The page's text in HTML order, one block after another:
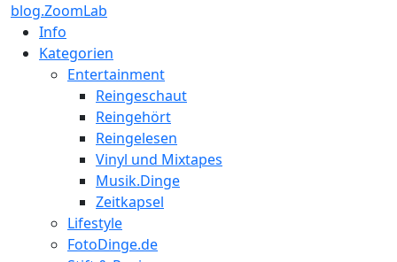
blog.ZoomLab
Info
Kategorien
Entertainment
Reingeschaut
Reingehört
Reingelesen
Vinyl und Mixtapes
Musik.Dinge
Zeitkapsel
Lifestyle
FotoDinge.de